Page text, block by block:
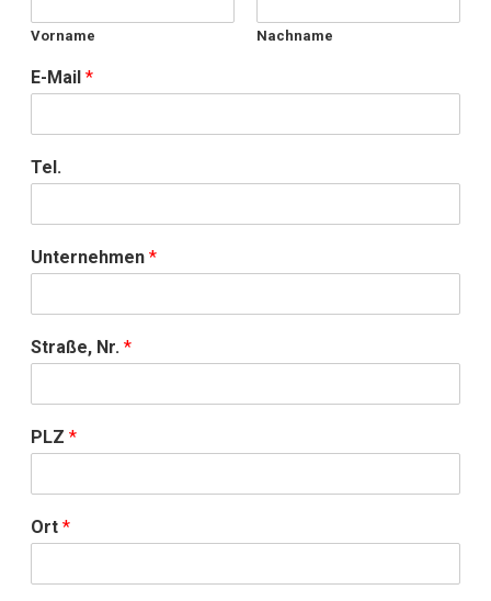
Vorname Nachname
E-Mail *
Tel.
Unternehmen *
Straße, Nr. *
PLZ *
Ort *